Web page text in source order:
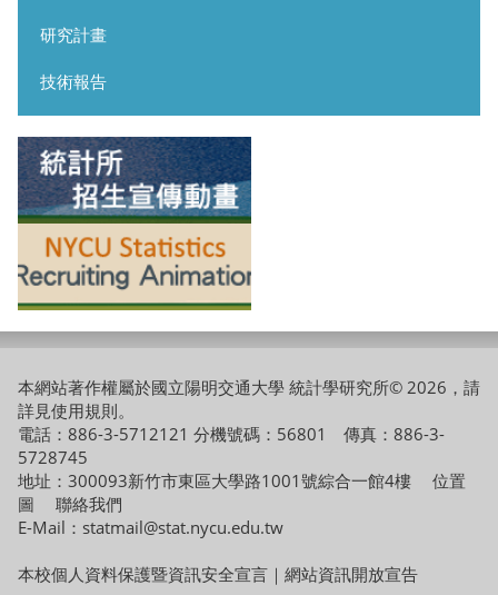
研究計畫
技術報告
本網站著作權屬於國立陽明交通大學 統計學研究所© 2026，請
詳見使用規則。
電話：886-3-5712121 分機號碼：56801 傳真：886-3-
5728745
地址：300093新竹市東區大學路1001號綜合一館4樓 位置
圖
聯絡我們
E-Mail：statmail@stat.nycu.edu.tw
本校個人資料保護暨資訊安全宣言 ｜ 網站資訊開放宣告